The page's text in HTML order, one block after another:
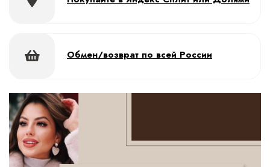
Обмен/возврат по всей России